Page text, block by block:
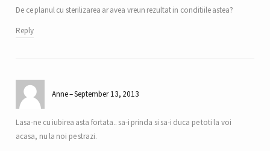
De ce planul cu sterilizarea ar avea vreun rezultat in conditiile astea?
Reply
Anne September 13, 2013
Lasa-ne cu iubirea asta fortata.. sa-i prinda si sa-i duca pe toti la voi
acasa, nu la noi pe strazi.